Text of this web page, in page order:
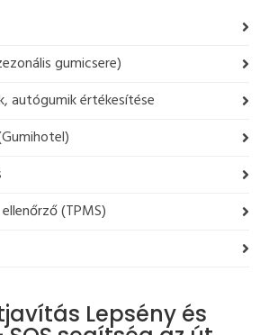
gumicsere)
autógumik értékesítése
(TPMS)
Lepsény és